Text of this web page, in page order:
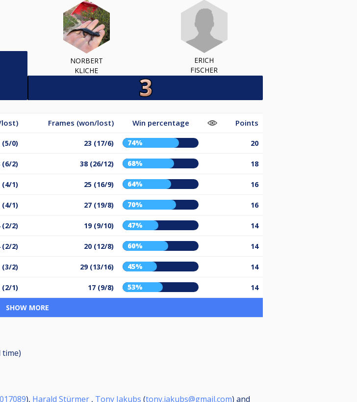
NORBERT
KLICHE
ERICH
FISCHER
lost) Frames (won/lost) Win percentage Points
(5/0) 23 (17/6) 74% 20
(6/2) 38 (26/12) 68% 18
(4/1) 25 (16/9) 64% 16
(4/1) 27 (19/8) 70% 16
(2/2) 19 (9/10) 47% 14
(2/2) 20 (12/8) 60% 14
(3/2) 29 (13/16) 45% 14
(2/1) 17 (9/8) 53% 14
SHOW MORE
time)
), Harald Stürmer , Tony Jakubs (tony.jakubs@gmail.com) and